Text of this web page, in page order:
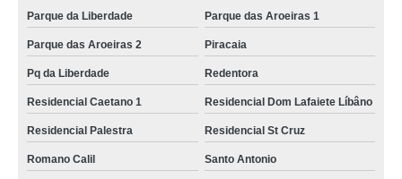
Parque da Liberdade Parque das Aroeiras 1
Parque das Aroeiras 2 Piracaia
Pq da Liberdade Redentora
Residencial Caetano 1 Residencial Dom Lafaiete Líbâno
Residencial Palestra Residencial St Cruz
Romano Calil Santo Antonio